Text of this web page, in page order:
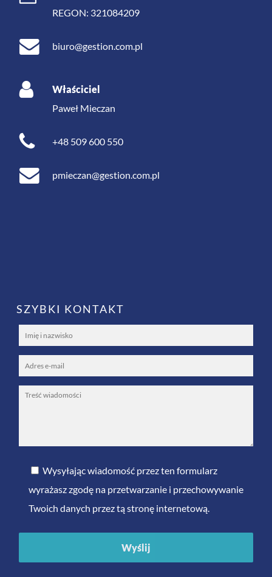
REGON: 321084209
biuro@gestion.com.pl
Właściciel
Paweł Mieczan
+48 509 600 550
pmieczan@gestion.com.pl
SZYBKI KONTAKT
Wysyłając wiadomość przez ten formularz
wyrażasz zgodę na przetwarzanie i przechowywanie
Twoich danych przez tą stronę internetową.